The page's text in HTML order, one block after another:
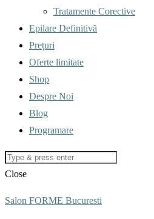
Tratamente Corective
Epilare Definitivă
Prețuri
Oferte limitate
Shop
Despre Noi
Blog
Programare
Close
Salon FORME Bucuresti